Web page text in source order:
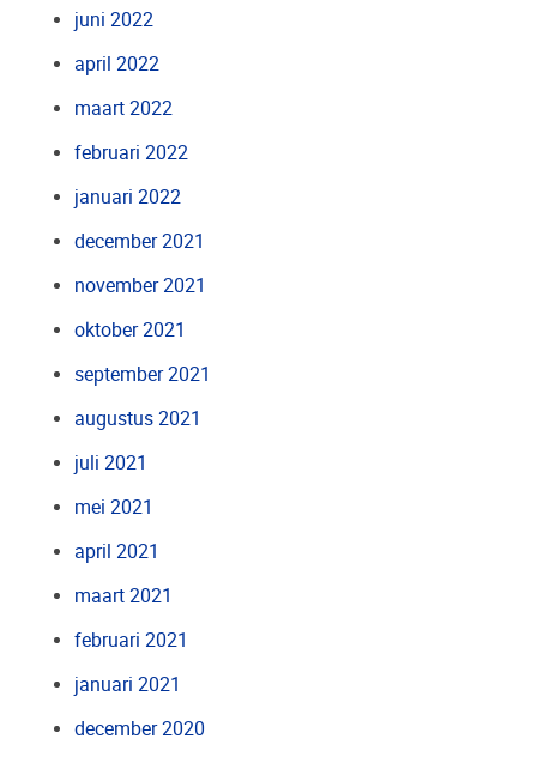
juni 2022
april 2022
maart 2022
februari 2022
januari 2022
december 2021
november 2021
oktober 2021
september 2021
augustus 2021
juli 2021
mei 2021
april 2021
maart 2021
februari 2021
januari 2021
december 2020